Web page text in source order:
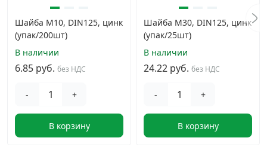
Шайба М10, DIN125, цинк
(упак/200шт)
В наличии
6.85 руб. без НДС
- +
В корзину
Шайба М30, DIN125, цинк
(упак/25шт)
В наличии
24.22 руб. без НДС
- +
В корзину